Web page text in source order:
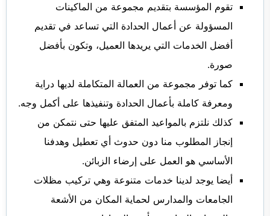
تقوم المؤسسة بتقديم مجموعة من الماكينات
المسؤولة عن أعمال الحدادة التي تساعد في تقديم
أفضل الخدمات التي يريدها العميل، وتكون بأفضل
صورة.
كما توفر مجموعة من العمالة المتكاملة لديها دراية
ومعرفة كاملة بأعمال الحدادة وتنفيذها على أكمل وجه.
كذلك نلتزم بالمواعيد المتفق عليها حتى نتمكن من
إنجاز المطلوب منا دون حدوث أي تعطيل وهدفنا
الأساسي هو العمل على إرضاء الزبائن.
أيضا يوجد لدينا خدمات متنوعة وهي تركيب مظلات
الجامعات والمدارس لحماية المكان من الأشعة